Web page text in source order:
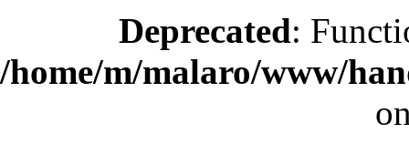
Deprecated:
/home/m/malaro/www/